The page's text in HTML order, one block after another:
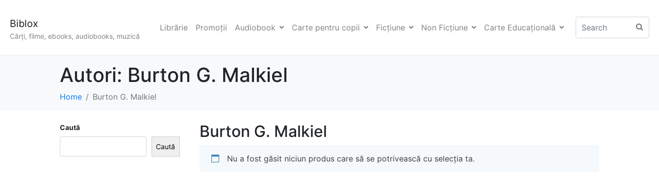
Biblox
Cărți, filme, ebooks, audiobooks, muzică
Librărie Promoții Audiobook Carte pentru copii Ficţiune Non Ficţiune Carte Educaţională
Autori: Burton G. Malkiel
Home Burton G. Malkiel
Burton G. Malkiel
Nu a fost găsit niciun produs care să se potrivească cu selecția ta.
Caută
Caută